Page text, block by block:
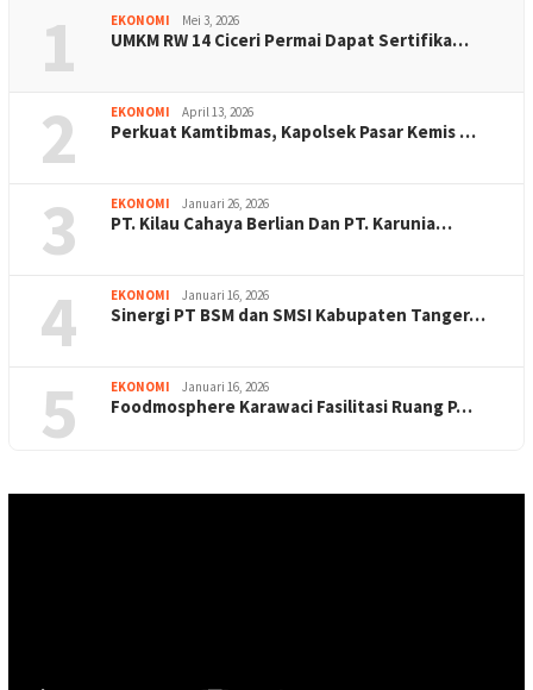
1 EKONOMI Mei 3, 2026
UMKM RW 14 Ciceri Permai Dapat Sertifika…
2 EKONOMI April 13, 2026
Perkuat Kamtibmas, Kapolsek Pasar Kemis …
3 EKONOMI Januari 26, 2026
PT. Kilau Cahaya Berlian Dan PT. Karunia…
4 EKONOMI Januari 16, 2026
Sinergi PT BSM dan SMSI Kabupaten Tanger…
5 EKONOMI Januari 16, 2026
Foodmosphere Karawaci Fasilitasi Ruang P…